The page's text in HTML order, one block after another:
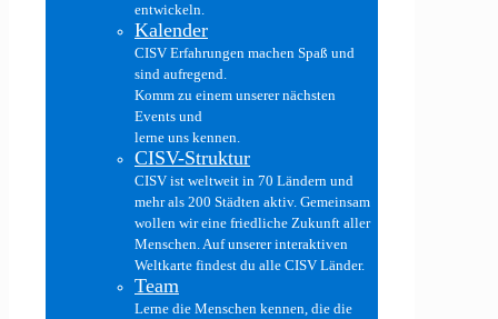
entwickeln.
Kalender
CISV Erfahrungen machen Spaß und
sind aufregend.
Komm zu einem unserer nächsten
Events und
lerne uns kennen.
CISV-Struktur
CISV ist weltweit in 70 Ländern und
mehr als 200 Städten aktiv. Gemeinsam
wollen wir eine friedliche Zukunft aller
Menschen. Auf unserer interaktiven
Weltkarte findest du alle CISV Länder.
Team
Lerne die Menschen kennen, die die